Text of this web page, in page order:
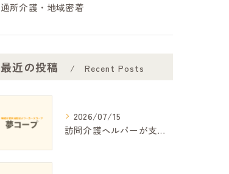
通所介護・地域密着
最近の投稿 Recent Posts
2026/07/15
訪問介護ヘルパーが支える日常生活の安心